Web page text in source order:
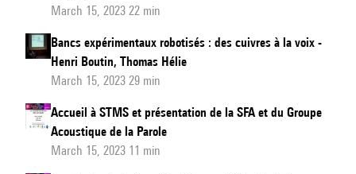
March 15, 2023 22 min
Bancs expérimentaux robotisés : des cuivres à la voix -
Henri Boutin, Thomas Hélie
March 15, 2023 29 min
Accueil à STMS et présentation de la SFA et du Groupe
Acoustique de la Parole
March 15, 2023 11 min